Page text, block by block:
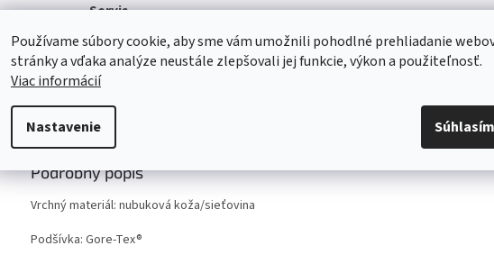
Používame súbory cookie, aby sme vám umožnili pohodlné prehliadanie
stránky a vďaka analýze neustále zlepšovali jej funkcie, výkon a použiteľnosť.
Viac informácií
Nastavenie Súhlasím
Servis
Viac o našich servisných službách ....
Popis Diskusia
Podrobný popis
Vrchný materiál: nubuková koža/sieťovina
Podšívka: Gore-Tex®